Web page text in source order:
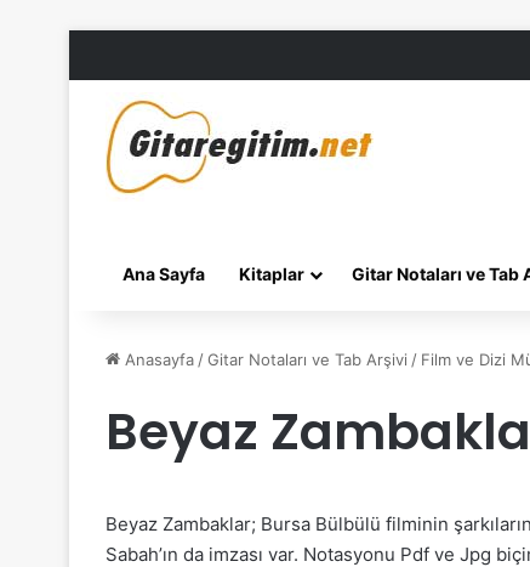
Ana Sayfa Kitaplar Gitar Notaları ve Tab
Anasayfa /Gitar Notaları ve Tab Arşivi / Film ve Dizi
Beyaz
Beyaz Zambaklar; Bursa Bülbülü filminin
Sabah’ın da imzası var. Notasyonu Pdf ve Jpg